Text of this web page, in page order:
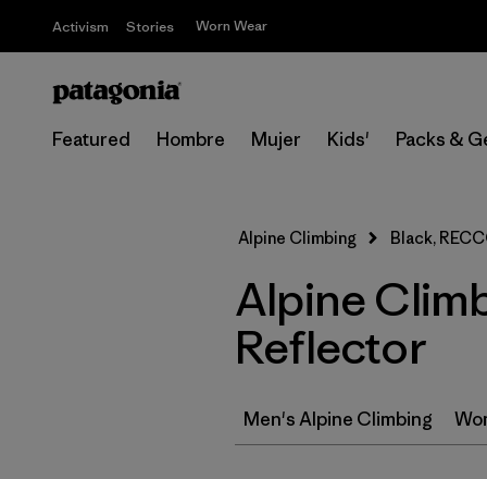
Activism Stories Worn Wear
Featured Hombre Mujer Kids' Packs &
Alpine Climbing Black,
Alpine
Reflector
Men's Alpine Climbing